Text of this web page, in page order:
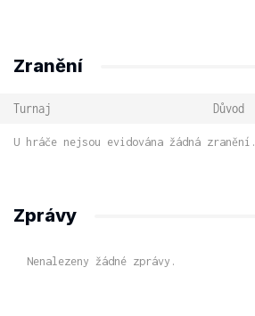
Zranění
Turnaj Důvod
U hráče nejsou evidována žádná zranění.
Zprávy
Nenalezeny žádné zprávy.